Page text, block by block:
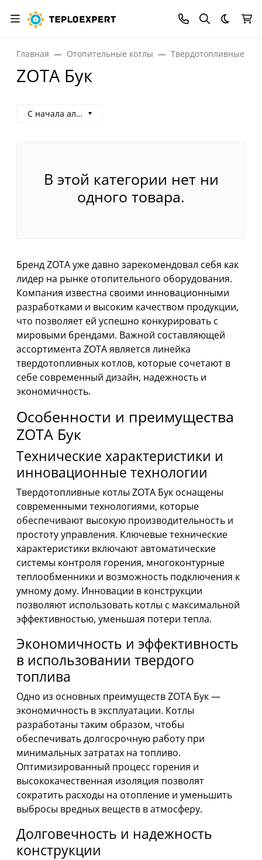
Темная
Главная Отопительные котлы Твердотопливные
ZOTA Бук
С начала алфавита
В этой категории нет ни
одного товара.
Бренд ZOTA уже давно зарекомендовал себя как
лидер на рынке отопительного оборудования.
Компания известна своими инновационными
разработками и высоким качеством продукции,
что позволяет ей успешно конкурировать с
мировыми брендами. Важной составляющей
ассортимента ZOTA является линейка
твердотопливных котлов, которые сочетают в
себе современный дизайн, надежность и
экономичность.
Особенности и преимущества
ZOTA Бук
Технические характеристики и
инновационные технологии
Твердотопливные котлы ZOTA Бук оснащены
современными технологиями, которые
обеспечивают высокую производительность и
простоту управления. Ключевые технические
характеристики включают автоматические
системы контроля горения, многоконтурные
теплообменники и возможность подключения к
умному дому. Инновации в конструкции
позволяют использовать котлы с максимальной
эффективностью, уменьшая потери тепла.
Экономичность и эффективность
в использовании твердого
топлива
Одно из основных преимуществ ZOTA Бук —
экономичность в эксплуатации. Котлы
разработаны таким образом, чтобы
обеспечивать долгосрочную работу при
минимальных затратах на топливо.
Оптимизированный процесс горения и
высококачественная изоляция позволят
сократить расходы на отопление и уменьшить
выбросы вредных веществ в атмосферу.
Долговечность и надежность
конструкции